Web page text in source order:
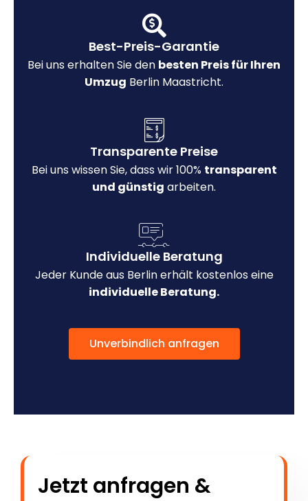
Best-Preis-Garantie
Bei uns erhalten Sie den besten Preis für Ihren
Umzug Berlin Maastricht.
Transparente Preise
Bei uns wissen Sie, dass wir 100% transparent
und günstig arbeiten.
Individuelle Beratung
Jeder Kunde aus Berlin erhält kostenlos eine
individuelle Beratung.
Unverbindlich anfragen
Jetzt anfragen &